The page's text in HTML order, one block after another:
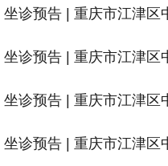
坐诊预告 | 重庆市江津区
坐诊预告 | 重庆市江津区
坐诊预告 | 重庆市江津区
坐诊预告 | 重庆市江津区